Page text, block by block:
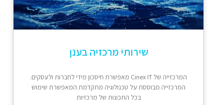
שירותי מרכזיה בענן
המרכזייה של Cinex IT מאפשרת חיסכון מידי לחברות ולעסקים.
המרכזייה מבוססת על טכנולוגיה מתקדמת המאפשרת שימוש
בכל התכונות של מרכזיות